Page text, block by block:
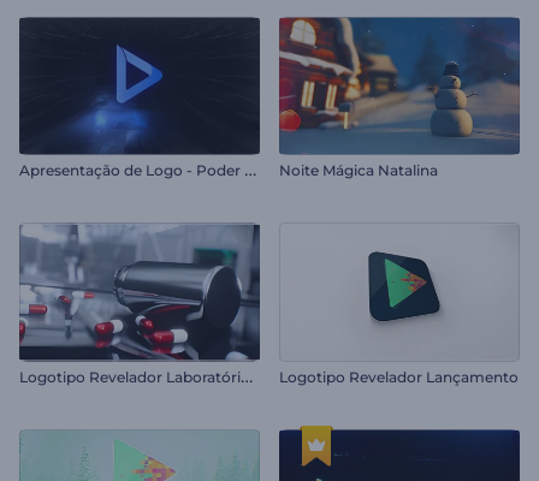
A
presentação de Logo - Poder da Escuridão Noite Mágica Natalina
L
ogotipo Revelador Laboratório Ciências Logotipo Revelador Lançamento